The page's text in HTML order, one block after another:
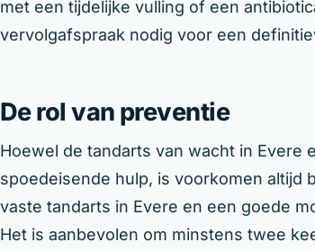
met een tijdelijke vulling of een
vervolgafspraak nodig voor een
De rol van preventie
Hoewel de tandarts van wacht in Evere
spoedeisende hulp, is voorkomen altijd
vaste tandarts in Evere en een goede
Het is aanbevolen om minstens twee